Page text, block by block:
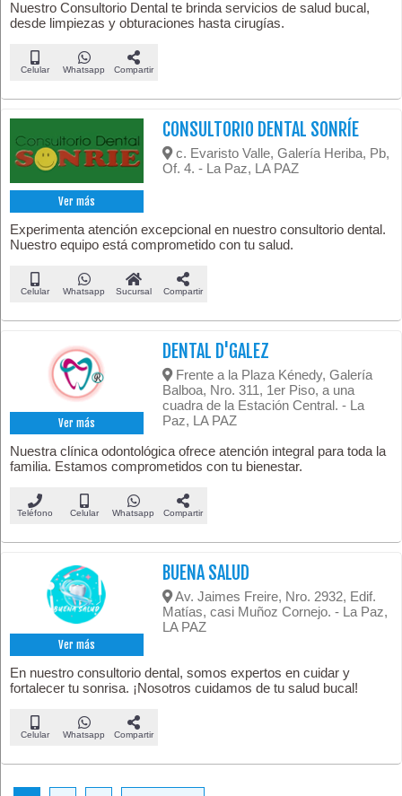
Nuestro Consultorio Dental te brinda servicios de salud bucal,
desde limpiezas y obturaciones hasta cirugías.
Celular Whatsapp Compartir
Ver más
CONSULTORIO DENTAL SONRÍE
c. Evaristo Valle, Galería Heriba, Pb,
Of. 4. - La Paz, LA PAZ
Experimenta atención excepcional en nuestro consultorio dental.
Nuestro equipo está comprometido con tu salud.
Celular Whatsapp Sucursal Compartir
Ver más
DENTAL D'GALEZ
Frente a la Plaza Kénedy, Galería
Balboa, Nro. 311, 1er Piso, a una
cuadra de la Estación Central. - La
Paz, LA PAZ
Nuestra clínica odontológica ofrece atención integral para toda la
familia. Estamos comprometidos con tu bienestar.
Teléfono Celular Whatsapp Compartir
Ver más
BUENA SALUD
Av. Jaimes Freire, Nro. 2932, Edif.
Matías, casi Muñoz Cornejo. - La Paz,
LA PAZ
En nuestro consultorio dental, somos expertos en cuidar y
fortalecer tu sonrisa. ¡Nosotros cuidamos de tu salud bucal!
Celular Whatsapp Compartir